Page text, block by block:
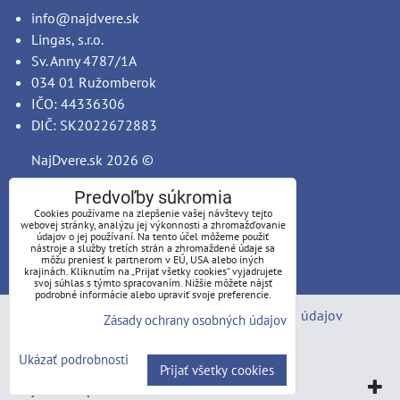
info@najdvere.sk
Lingas, s.r.o.
Sv. Anny 4787/1A
034 01 Ružomberok
IČO: 44336306
DIČ: SK2022672883
NajDvere.sk 2026 ©
Predvoľby súkromia
Zásady ochrany osobných údajov
Vytvorené pomocou:BiznisWeb.sk
Predvoľby súkromia
Cookies používame na zlepšenie vašej návštevy tejto
webovej stránky, analýzu jej výkonnosti a zhromažďovanie
údajov o jej používaní. Na tento účel môžeme použiť
nástroje a služby tretích strán a zhromaždené údaje sa
môžu preniesť k partnerom v EÚ, USA alebo iných
krajinách. Kliknutím na „Prijať všetky cookies“ vyjadrujete
svoj súhlas s týmto spracovaním. Nižšie môžete nájsť
podrobné informácie alebo upraviť svoje preferencie.
Zásady ochrany osobných údajov
Ukázať podrobnosti
Prijať všetky cookies